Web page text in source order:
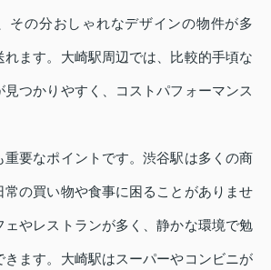
その分おしゃれなデザインの物件が多
れます。大崎駅周辺では、比較的手頃な
つかりやすく、コストパフォーマンス
重要なポイントです。渋谷駅は多くの商
常の買い物や食事に困ることがありませ
ェやレストランが多く、静かな環境で勉
きます。大崎駅はスーパーやコンビニが